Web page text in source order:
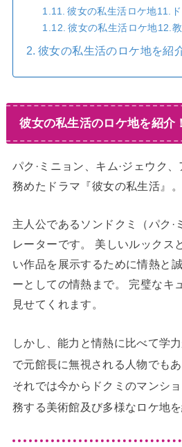
彼女の私生活ロケ地11.
彼女の私生活ロケ地12.
彼女の私生活のロケ地を紹
彼女の私生活のロケ地を紹介！
パク·ミニョン、キム·ジェウク
務めたドラマ『彼女の私生活』。
主人公であるソンドクミ（パク·
レーターです。 美しいルックス
い作品を展示するために情熱と
ーとしての情熱まで。 完璧なキ
見せてくれます。
しかし、能力と情熱に比べて学
で元館長に無視される人物でもあ
それでは今からドクミのマンシ
務する美術館及び多様なロケ地